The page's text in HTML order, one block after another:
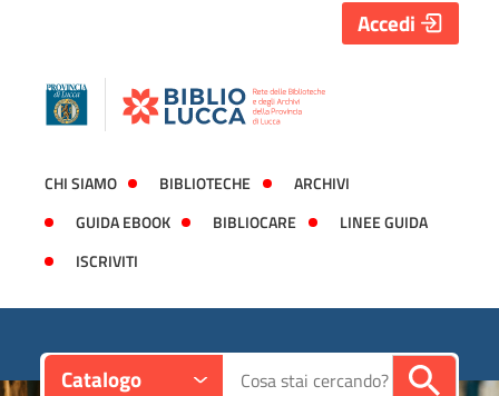
CHI SIAMO BIBLIOTECHE
ARCHIVI
GUIDA EBOOK
BIBLIOCARE
LINEE GUIDA
ISCRIVITI
Accedi
Catalogo Cerca su "Catalogo"